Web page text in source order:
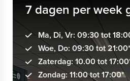
7 dagen per week
Ma, Di, Vr: 09:30 tot
Woe, Do: 09:30 tot 21:00*
Zaterdag: 10.00 tot
Zondag: 11:00 tot 17:00*